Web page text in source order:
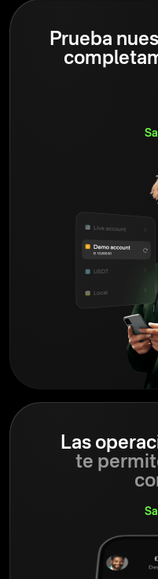
Prueba
Las
te